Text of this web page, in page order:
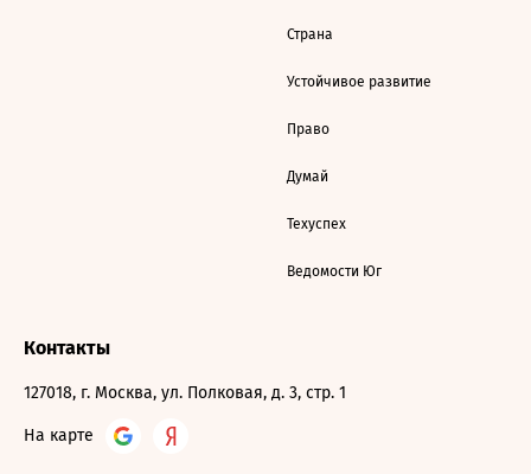
Страна
Устойчивое развитие
Право
Думай
Техуспех
Ведомости Юг
Контакты
127018, г. Москва, ул. Полковая, д. 3, стр. 1
На карте